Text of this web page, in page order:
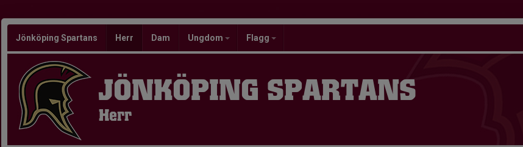
Jönköping Spartans Herr Dam Ungdom Flagg
JÖNKÖPING SPARTANS
Herr